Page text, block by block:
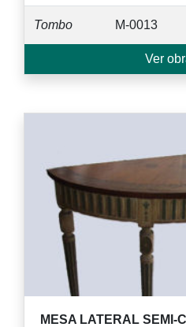
Tombo M-0013
Ver
MESA LATERAL SEMI-